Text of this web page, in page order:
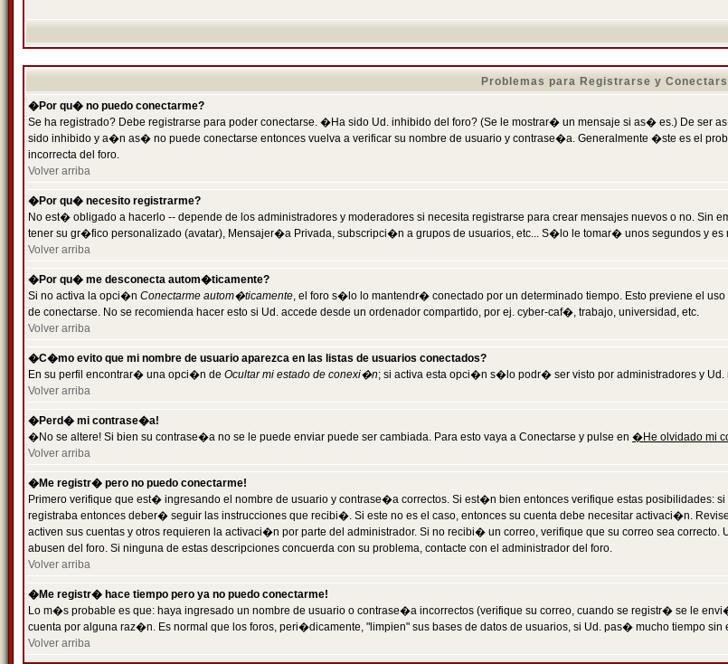
Problemas para Registrarse y
�Por qu� no puedo conectarme?
Se ha registrado? Debe registrarse para poder conectarse. �Ha sido Ud. inhibido del foro? (Se le mostrar� un mensaje si as� es.) De ser
sido inhibido y a�n as� no puede conectarse entonces vuelva a verificar su nombre de usuario y contrase�a. Generalmente �ste es el
incorrecta del foro.
Volver arriba
�Por qu� necesito registrarme?
No est� obligado a hacerlo -- depende de los administradores y moderadores si necesita registrarse para crear mensajes nuevos o no. Sin
tener su gr�fico personalizado (avatar), Mensajer�a Privada, subscripci�n a grupos de usuarios, etc... S�lo le tomar� unos segundos y es
Volver arriba
�Por qu� me desconecta autom�ticamente?
Si no activa la opci�n Conectarme autom�ticamente, el foro s�lo lo mantendr� conectado por un determinado tiempo. Esto previene el
de conectarse. No se recomienda hacer esto si Ud. accede desde un ordenador compartido, por ej. cyber-caf�, trabajo, universidad, etc.
Volver arriba
�C�mo evito que mi nombre de usuario aparezca en las listas de usuarios conectados?
En su perfil encontrar� una opci�n de Ocultar mi estado de conexi�n; si activa esta opci�n s�lo podr� ser visto por administradores y
Volver arriba
�Perd� mi contrase�a!
�No se altere! Si bien su contrase�a no se le puede enviar puede ser cambiada. Para esto vaya a Conectarse y pulse en �He olvidado mi
Volver arriba
�Me registr� pero no puedo conectarme!
Primero verifique que est� ingresando el nombre de usuario y contrase�a correctos. Si est�n bien entonces verifique estas posibilidades:
registraba entonces deber� seguir las instrucciones que recibi�. Si este no es el caso, entonces su cuenta debe necesitar activaci�n.
activen sus cuentas y otros requieren la activaci�n por parte del administrador. Si no recibi� un correo, verifique que su correo sea
abusen del foro. Si ninguna de estas descripciones concuerda con su problema, contacte con el administrador del foro.
Volver arriba
�Me registr� hace tiempo pero ya no puedo conectarme!
Lo m�s probable es que: haya ingresado un nombre de usuario o contrase�a incorrectos (verifique su correo, cuando se registr� se le
cuenta por alguna raz�n. Es normal que los foros, peri�dicamente, "limpien" sus bases de datos de usuarios, si Ud. pas� mucho tiempo
Volver arriba